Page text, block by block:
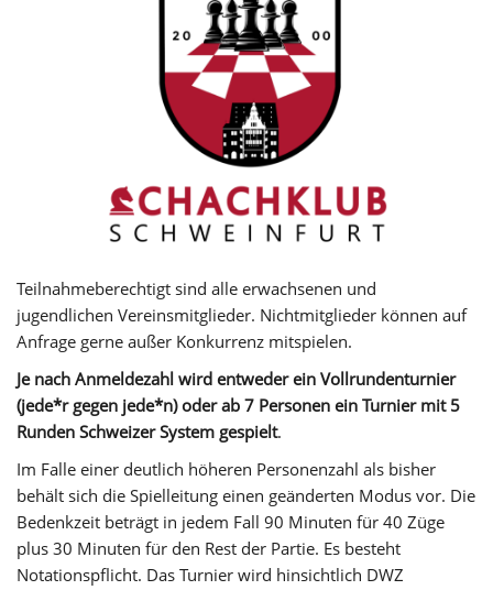
Teilnahmeberechtigt sind alle erwachsenen und
jugendlichen Vereinsmitglieder. Nichtmitglieder können auf
Anfrage gerne außer Konkurrenz mitspielen.
Je nach Anmeldezahl wird entweder ein Vollrundenturnier
(jede*r gegen jede*n) oder ab 7 Personen ein Turnier mit 5
Runden Schweizer System gespielt.
Im Falle einer deutlich höheren Personenzahl als bisher
behält sich die Spielleitung einen geänderten Modus vor. Die
Bedenkzeit beträgt in jedem Fall 90 Minuten für 40 Züge
plus 30 Minuten für den Rest der Partie. Es besteht
Notationspflicht. Das Turnier wird hinsichtlich DWZ